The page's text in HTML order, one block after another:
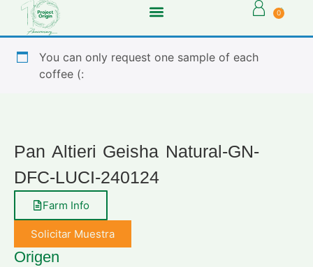
0
You can only request one sample of each
coffee (:
Pan Altieri Geisha Natural-GN-
DFC-LUCI-240124
Farm Info
Solicitar Muestra
Origen